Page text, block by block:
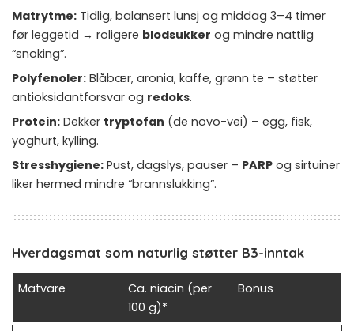
Matrytme: Tidlig, balansert lunsj og middag 3–4 timer
før leggetid → roligere blodsukker og mindre nattlig
“snoking”.
Polyfenoler: Blåbær, aronia, kaffe, grønn te – støtter
antioksidantforsvar og redoks.
Protein: Dekker tryptofan (de novo-vei) – egg, fisk,
yoghurt, kylling.
Stresshygiene: Pust, dagslys, pauser – PARP og sirtuiner
liker hermed mindre “brannslukking”.
Hverdagsmat som naturlig støtter B3-inntak
Matvare
Ca. niacin (per
100 g)*
Bonus